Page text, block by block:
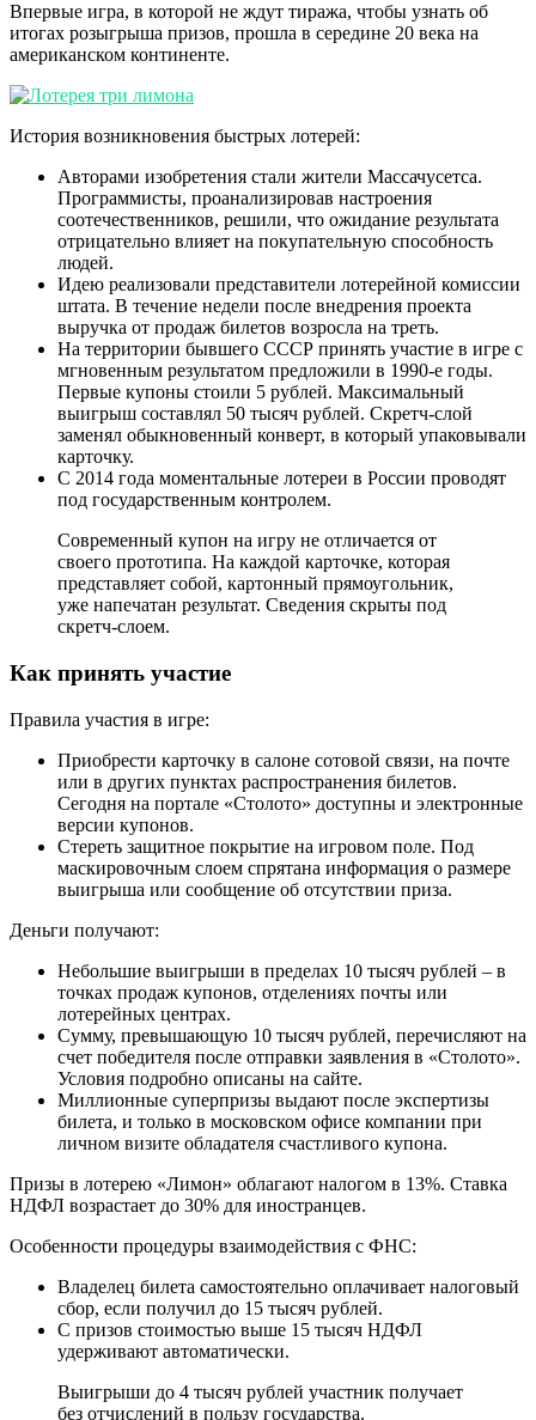
Впервые игра, в которой не ждут тиража, чтобы узнать об
итогах розыгрыша призов, прошла в середине 20 века на
американском континенте.
История возникновения быстрых лотерей:
Авторами изобретения стали жители Массачусетса.
Программисты, проанализировав настроения
соотечественников, решили, что ожидание результата
отрицательно влияет на покупательную способность
людей.
Идею реализовали представители лотерейной комиссии
штата. В течение недели после внедрения проекта
выручка от продаж билетов возросла на треть.
На территории бывшего СССР принять участие в игре с
мгновенным результатом предложили в 1990-е годы.
Первые купоны стоили 5 рублей. Максимальный
выигрыш составлял 50 тысяч рублей. Скретч-слой
заменял обыкновенный конверт, в который упаковывали
карточку.
С 2014 года моментальные лотереи в России проводят
под государственным контролем.
Современный купон на игру не отличается от
своего прототипа. На каждой карточке, которая
представляет собой, картонный прямоугольник,
уже напечатан результат. Сведения скрыты под
скретч-слоем.
Как принять участие
Правила участия в игре:
Приобрести карточку в салоне сотовой связи, на почте
или в других пунктах распространения билетов.
Сегодня на портале «Столото» доступны и электронные
версии купонов.
Стереть защитное покрытие на игровом поле. Под
маскировочным слоем спрятана информация о размере
выигрыша или сообщение об отсутствии приза.
Деньги получают:
Небольшие выигрыши в пределах 10 тысяч рублей – в
точках продаж купонов, отделениях почты или
лотерейных центрах.
Сумму, превышающую 10 тысяч рублей, перечисляют на
счет победителя после отправки заявления в «Столото».
Условия подробно описаны на сайте.
Миллионные суперпризы выдают после экспертизы
билета, и только в московском офисе компании при
личном визите обладателя счастливого купона.
Призы в лотерею «Лимон» облагают налогом в 13%. Ставка
НДФЛ возрастает до 30% для иностранцев.
Особенности процедуры взаимодействия с ФНС:
Владелец билета самостоятельно оплачивает налоговый
сбор, если получил до 15 тысяч рублей.
С призов стоимостью выше 15 тысяч НДФЛ
удерживают автоматически.
Выигрыши до 4 тысяч рублей участник получает
без отчислений в пользу государства.